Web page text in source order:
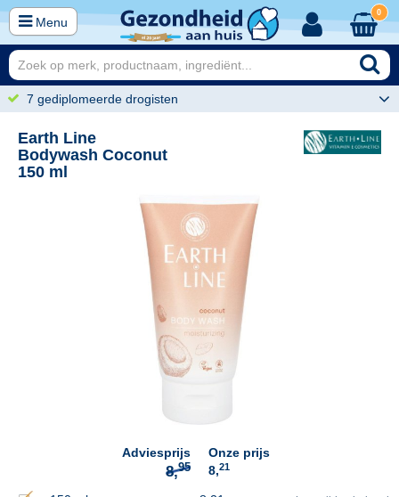
Menu
0
7 gediplomeerde drogisten
Earth Line
Bodywash Coconut
150 ml
Adviesprijs
Onze prijs
8,21